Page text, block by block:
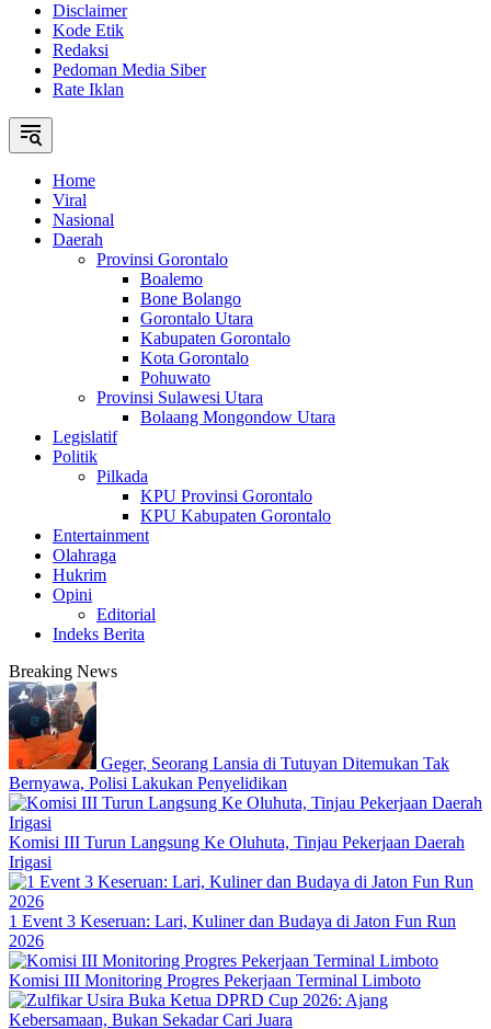
Disclaimer
Kode Etik
Redaksi
Pedoman Media Siber
Rate Iklan
Home
Viral
Nasional
Daerah
Provinsi Gorontalo
Boalemo
Bone Bolango
Gorontalo Utara
Kabupaten Gorontalo
Kota Gorontalo
Pohuwato
Provinsi Sulawesi Utara
Bolaang Mongondow Utara
Legislatif
Politik
Pilkada
KPU Provinsi Gorontalo
KPU Kabupaten Gorontalo
Entertainment
Olahraga
Hukrim
Opini
Editorial
Indeks Berita
Breaking News
Geger, Seorang Lansia di Tutuyan Ditemukan Tak
Bernyawa, Polisi Lakukan Penyelidikan
Komisi III Turun Langsung Ke Oluhuta, Tinjau Pekerjaan Daerah
Irigasi
1 Event 3 Keseruan: Lari, Kuliner dan Budaya di Jaton Fun Run
2026
Komisi III Monitoring Progres Pekerjaan Terminal Limboto